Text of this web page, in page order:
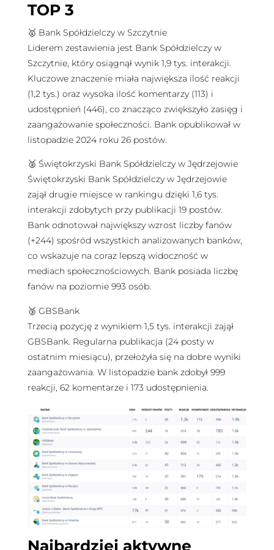
TOP 3
🥇 Bank Spółdzielczy w Szczytnie
Liderem zestawienia jest Bank Spółdzielczy w
Szczytnie, który osiągnął wynik 1,9 tys. interakcji.
Kluczowe znaczenie miała największa ilość reakcji
(1,2 tys.) oraz wysoka ilość komentarzy (113) i
udostępnień (446), co znacząco zwiększyło zasięg i
zaangażowanie społeczności. Bank opublikował w
listopadzie 2024 roku 26 postów.
🥈 Świętokrzyski Bank Spółdzielczy w Jędrzejowie
Świętokrzyski Bank Spółdzielczy w Jędrzejowie
zajął drugie miejsce w rankingu dzięki 1,6 tys.
interakcji zdobytych przy publikacji 19 postów.
Bank odnotował największy wzrost liczby fanów
(+244) spośród wszystkich analizowanych banków,
co wskazuje na coraz lepszą widoczność w
mediach społecznościowych. Bank posiada liczbę
fanów na poziomie 993 osób.
🥉 GBSBank
Trzecią pozycję z wynikiem 1,5 tys. interakcji zajął
GBSBank. Regularna publikacja (24 posty w
ostatnim miesiącu), przełożyła się na dobre wyniki
zaangażowania. W listopadzie bank zdobył 999
reakcji, 62 komentarze i 173 udostępnienia.
Najbardziej aktywne